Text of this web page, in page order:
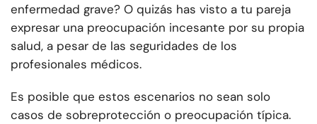
enfermedad grave? O quizás has visto a tu pareja
expresar una preocupación incesante por su propia
salud, a pesar de las seguridades de los
profesionales médicos.
Es posible que estos escenarios no sean solo
casos de sobreprotección o preocupación típica.